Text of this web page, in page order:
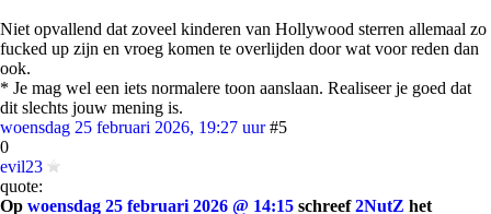
Niet opvallend dat zoveel kinderen van Hollywood sterren allemaal zo
fucked up zijn en vroeg komen te overlijden door wat voor reden dan
ook.
* Je mag wel een iets normalere toon aanslaan. Realiseer je goed dat
dit slechts jouw mening is.
woensdag 25 februari 2026, 19:27 uur #5
0
evil23
quote:
Op woensdag 25 februari 2026 @ 14:15 schreef2NutZ het